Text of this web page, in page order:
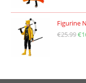
Figurine
€25.99Le
€